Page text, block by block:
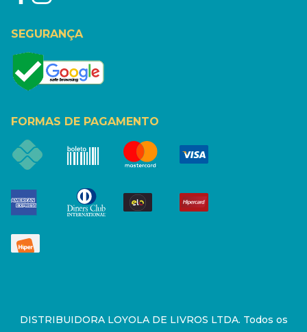
SEGURANÇA
FORMAS DE PAGAMENTO
DISTRIBUIDORA LOYOLA DE LIVROS LTDA. Todos os